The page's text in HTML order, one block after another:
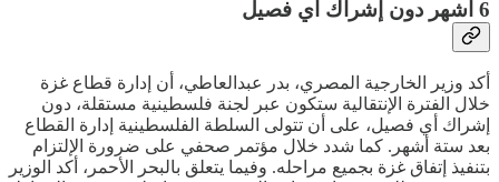
6 أشهر دون إشراك أي فصيل
أكد وزير الخارجية المصري، بدر عبدالعاطي، أن إدارة قطاع غزة
خلال الفترة الإنتقالية ستكون عبر لجنة فلسطينية مستقلة، دون
إشراك أي فصيل، على أن تتولى السلطة الفلسطينية إدارة القطاع
بعد ستة أشهر. كما شدد خلال مؤتمر صحفي على ضرورة الإلتزام
بتنفيذ إتفاق غزة بجميع مراحله. وفيما يتعلق بالبحر الأحمر، أكد الوزير